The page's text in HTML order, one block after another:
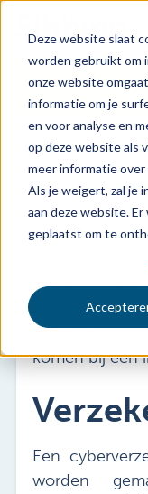
Deze website slaat
worden gebruikt om
onze website
informatie om je
en voor analyse en
op deze website als
meer informatie
Als je weigert, zal je
aan deze website.
geplaatst om te
Home
Voor wie
Diensten
Agenda
Over ons
Schade melden
Vacatures
Contact
Cyber
Een
en andere
tijd waarin
van
voorbereid te
komen bij een
Een
worden